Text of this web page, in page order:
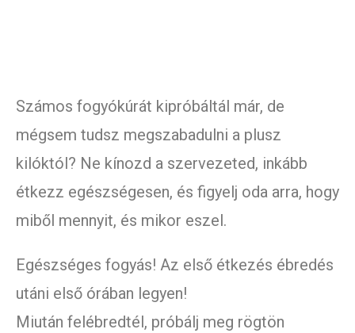
Számos fogyókúrát kipróbáltál már, de
mégsem tudsz megszabadulni a plusz
kilóktól? Ne kínozd a szervezeted, inkább
étkezz egészségesen, és figyelj oda arra, hogy
miből mennyit, és mikor eszel.
Egészséges fogyás! Az első étkezés ébredés
utáni első órában legyen!
Miután felébredtél, próbálj meg rögtön